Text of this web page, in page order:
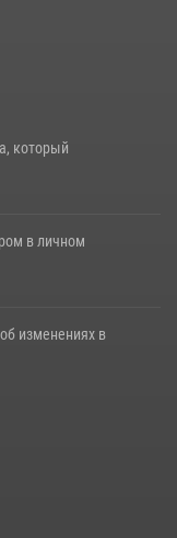
который
в личном
изменениях в